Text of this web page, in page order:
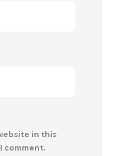
in this
comment.